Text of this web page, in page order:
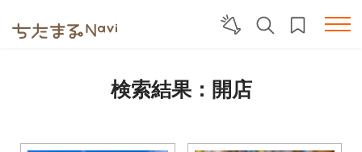
検索結果：開店